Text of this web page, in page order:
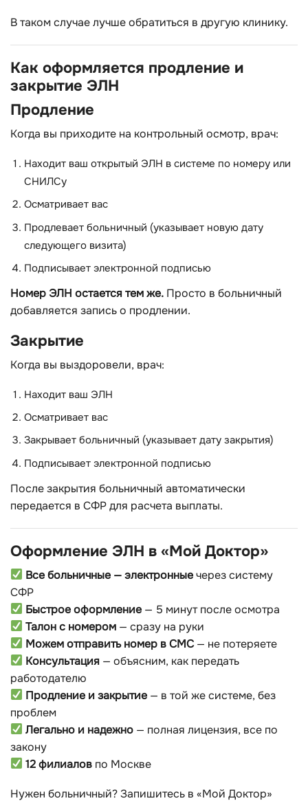
В таком случае лучше обратиться в другую клинику.
Как оформляется продление и
закрытие ЭЛН
Продление
Когда вы приходите на контрольный осмотр, врач:
Находит ваш открытый ЭЛН в системе по номеру или
СНИЛСу
Осматривает вас
Продлевает больничный (указывает новую дату
следующего визита)
Подписывает электронной подписью
Номер ЭЛН остается тем же. Просто в больничный
добавляется запись о продлении.
Закрытие
Когда вы выздоровели, врач:
Находит ваш ЭЛН
Осматривает вас
Закрывает больничный (указывает дату закрытия)
Подписывает электронной подписью
После закрытия больничный автоматически
передается в СФР для расчета выплаты.
Оформление ЭЛН в «Мой Доктор»
Все больничные — электронныечерез систему
СФР
Быстрое оформление — 5 минут после осмотра
Талон с номером — сразу на руки
Можем отправить номер в СМС— не потеряете
Консультация — объясним, как передать
работодателю
Продление и закрытие — в той же системе, без
проблем
Легально и надежно — полная лицензия, все по
закону
12 филиалов по Москве
Нужен больничный? Запишитесь в «Мой Доктор»